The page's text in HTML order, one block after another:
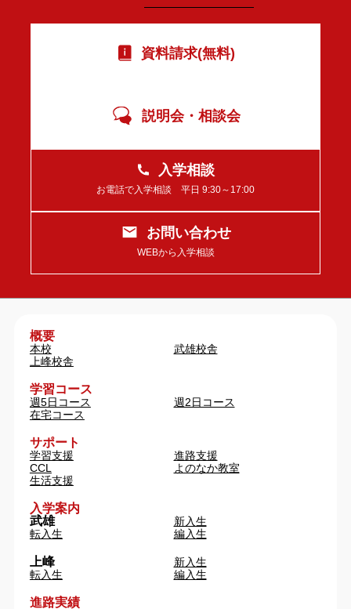
資料請求(無料)
説明会・相談会
入学相談
お電話で入学相談 平日 9:30～17:00
お問い合わせ
WEBから入学相談
概要
本校
武雄校舎
上峰校舎
学習コース
週5日コース
週2日コース
在宅コース
サポート
学習支援
進路支援
CCL
よのなか教室
生活支援
入学案内
武雄
新入生
転入生
編入生
上峰
新入生
転入生
編入生
進路実績